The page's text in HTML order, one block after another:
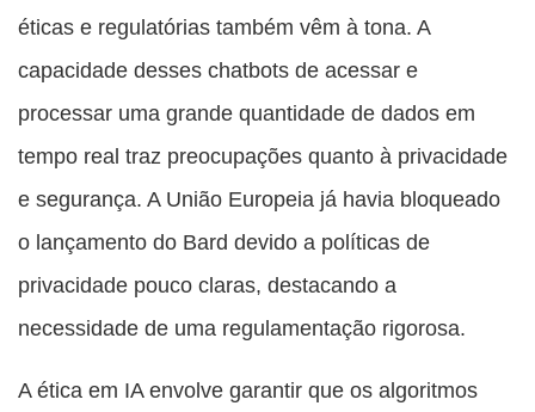
éticas e regulatórias também vêm à tona. A
capacidade desses chatbots de acessar e
processar uma grande quantidade de dados em
tempo real traz preocupações quanto à privacidade
e segurança. A União Europeia já havia bloqueado
o lançamento do Bard devido a políticas de
privacidade pouco claras, destacando a
necessidade de uma regulamentação rigorosa.
A ética em IA envolve garantir que os algoritmos